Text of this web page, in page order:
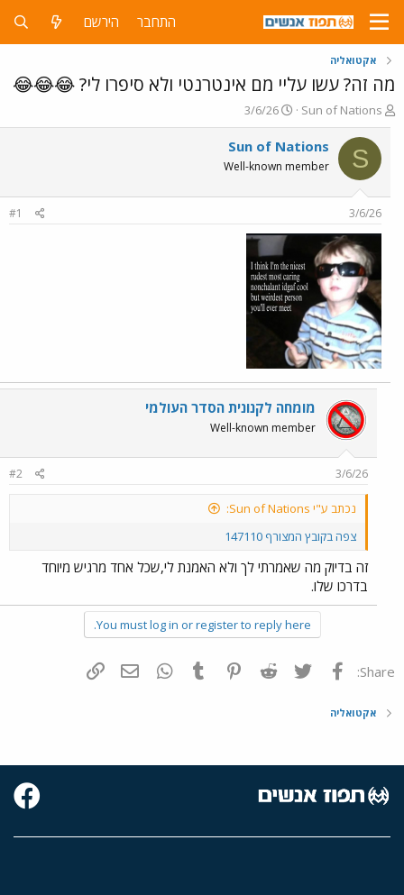
התחבר הירשם
אקטואליה
מה זה? עשו עליי מם אינטרנטי ולא סיפרו לי? 😂😂😂
פ
ו
ת
ח
ה
ו
ש
א
Sun of Nations
פ
ו
ר
ם
ר
י
ך
3/6/26
S
Sun of Nations
Well-known member
3/6/26
#1
מומחה לקנונית הסדר העולמי
Well-known member
3/6/26
#2
נכתב ע"י Sun of Nations:
צפה בקובץ המצורף 147110
זה בדיוק מה שאמרתי לך ולא האמנת לי,שכל אחד מרגיש מיוחד
בדרכו שלו.
You must log in or register to reply here.
Share: פייסבוק Twitter
Reddit
Pinterest
Tumblr
WhatsAppדואר אלקטרוני
אקטואליה